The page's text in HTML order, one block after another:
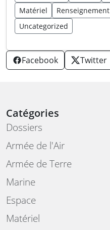
Matériel
Renseignement
Uncategorized
Facebook Twitter
Catégories
Dossiers
Armée de l'Air
Armée de Terre
Marine
Espace
Matériel